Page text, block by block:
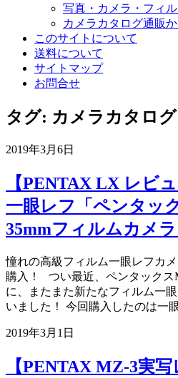
写真・カメラ・フィ
カメラカタログ通販
このサイトについて
送料について
サイトマップ
お問合せ
タグ: カメラカタログ
2019年3月6日
【PENTAX LX レビ
一眼レフ「ペンタッ
35mmフィルムカメラ
憧れの高級フィルム一眼レフカ
購入！ つい最近、ペンタックス
に、またまた新たなフィルム一
いました！ 今回購入したのは一
2019年3月1日
【PENTAX MZ-3実